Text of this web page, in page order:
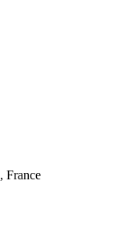
France